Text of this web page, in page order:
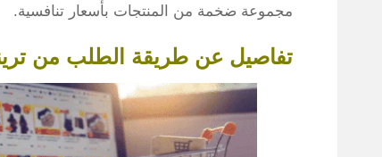
مجموعة ضخمة من المنتجات بأسعار تنافسية.
تفاصيل عن طريقة الطلب من